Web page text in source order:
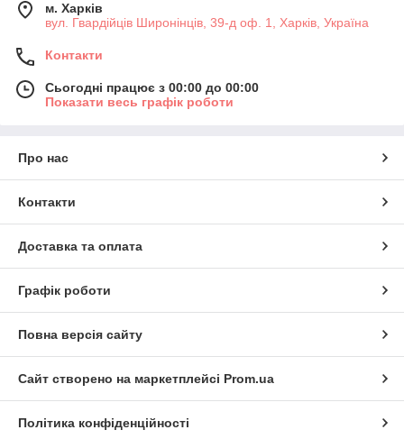
м. Харків
вул. Гвардійців Широнінців, 39-д оф. 1, Харків, Україна
Контакти
Сьогодні працює з 00:00 до 00:00
Показати весь графік роботи
Про нас
Контакти
Доставка та оплата
Графік роботи
Повна версія сайту
Сайт створено на маркетплейсі Prom.ua
Політика конфіденційності